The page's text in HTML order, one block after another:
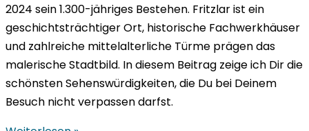
2024 sein 1.300-jähriges Bestehen. Fritzlar ist ein
geschichtsträchtiger Ort, historische Fachwerkhäuser
und zahlreiche mittelalterliche Türme prägen das
malerische Stadtbild. In diesem Beitrag zeige ich Dir die
schönsten Sehenswürdigkeiten, die Du bei Deinem
Besuch nicht verpassen darfst.